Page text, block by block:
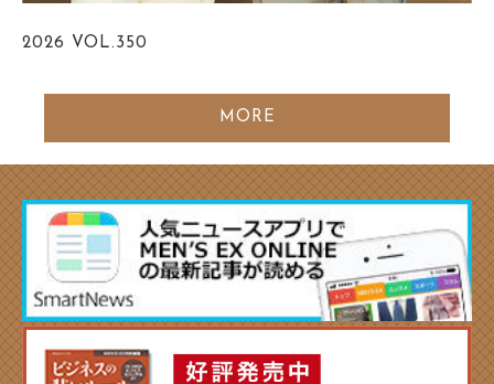
2026 VOL.350
MORE